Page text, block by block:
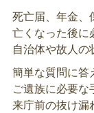
死亡届、年金、
亡くなった後に
自治体や故人の
簡単な質問に答
ご遺族に必要な
来庁前の抜け漏